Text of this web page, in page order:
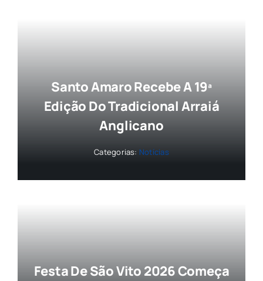
Santo Amaro Recebe A 19ª
Edição Do Tradicional Arraiá
Anglicano
Categorias: Notícias
Festa De São Vito 2026 Começa